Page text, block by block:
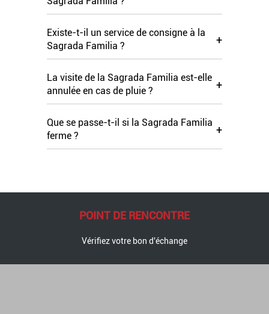
Existe-t-il un service de consigne à la
Sagrada Familia ?
+
La visite de la Sagrada Familia est-elle
annulée en cas de pluie ?
+
Que se passe-t-il si la Sagrada Familia
ferme ?
+
POINT DE RENCONTRE
Vérifiez votre bon d'échange